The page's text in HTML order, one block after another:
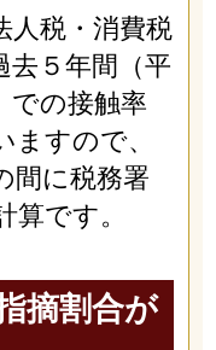
人税・消費税
去５年間（平
での接触率
すので、
間に税務署
です。
摘割合が